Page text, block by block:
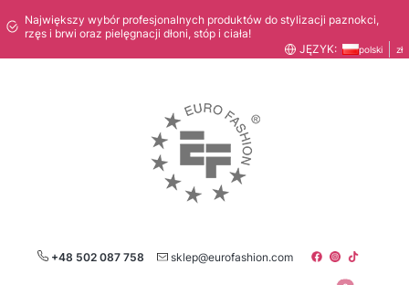
Największy wybór profesjonalnych produktów do stylizacji paznokci,
rzęs i brwi oraz pielęgnacji dłoni, stóp i ciała!
JĘZYK:
polski zł
+48 502 087 758 sklep@eurofashion.com